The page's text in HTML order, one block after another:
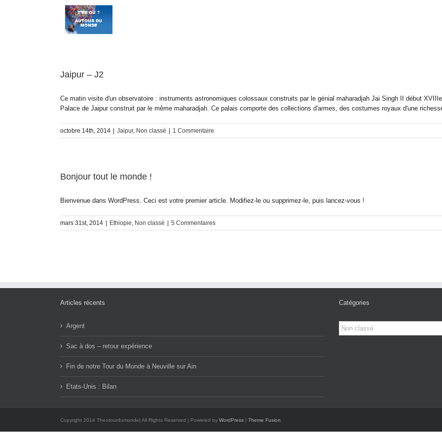
Jaipur – J2
Ce matin visite d'un observatoire : instruments astronomiques colossaux construits par le génial maharadjah Jai Singh II début
Palace de Jaipur construit par le même maharadjah. Ce palais comporte des collections d'armes, des costumes royaux d'une
octobre 14th, 2014 Jaipur, Non classé 1 Commentaire
Bonjour tout le monde !
Bienvenue dans WordPress. Ceci est votre premier article. Modifiez-le ou supprimez-le, puis lancez-vous !
mars 31st, 2014 Ethiopie, Non classé 5 Commentaires
Articles récents
Argent
Sac à dos – retour expérience
Fin de notre Tour du Monde à Neuville sur Ain
Etats-Unis : Bilan
Catégories
Catégories
Copyright 2014 Theotourdumonde| All Rights Reserved | Powered by WordPress | Theme Fusion